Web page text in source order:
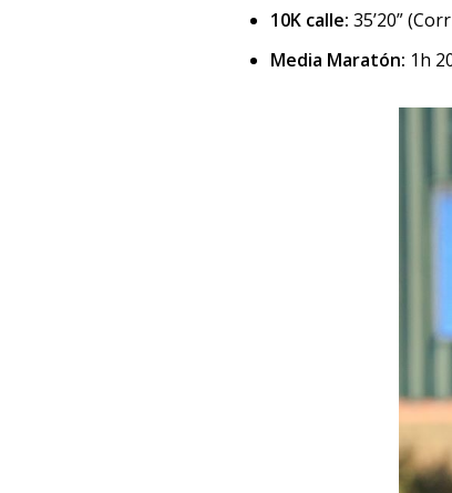
10K calle: 35’20”
Media Maratón: 1h